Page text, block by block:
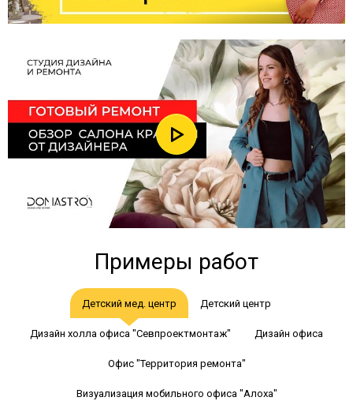
Примеры работ
Детский мед. центр Детский центр
Дизайн холла офиса "Севпроектмонтаж" Дизайн офиса
Офис "Территория ремонта"
Визуализация мобильного офиса "Алоха"